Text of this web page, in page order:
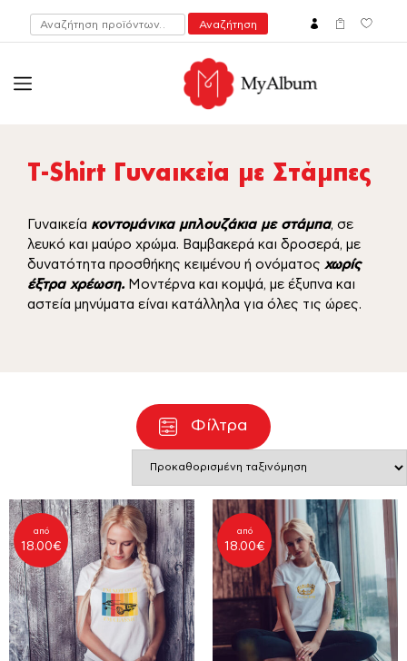
Αναζήτηση
για:
Αναζήτηση
open
T-Shirt Γυναικεία με Στάμπες
Γυναικεία κοντομάνικα μπλουζάκια με στάμπα, σε
λευκό και μαύρο χρώμα. Βαμβακερά και δροσερά, με
δυνατότητα προσθήκης κειμένου ή ονόματος χωρίς
έξτρα χρέωση. Μοντέρνα και κομψά, με έξυπνα και
αστεία μηνύματα είναι κατάλληλα για όλες τις ώρες.
Φίλτρα
από
18.00€
από
18.00€